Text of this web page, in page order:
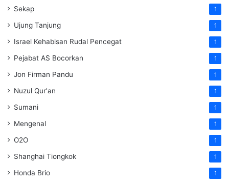
Sekap 1
Ujung Tanjung 1
Israel Kehabisan Rudal Pencegat 1
Pejabat AS Bocorkan 1
Jon Firman Pandu 1
Nuzul Qur'an 1
Sumani 1
Mengenal 1
O2O 1
Shanghai Tiongkok 1
Honda Brio 1